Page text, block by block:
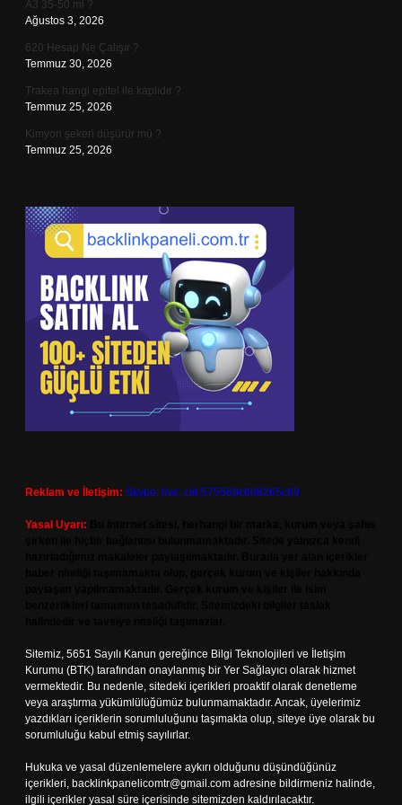
A3 35-50 mi ?
Ağustos 3, 2026
620 Hesap Ne Çalışır ?
Temmuz 30, 2026
Trakea hangi epitel ile kaplıdır ?
Temmuz 25, 2026
Kimyon şekeri düşürür mü ?
Temmuz 25, 2026
Reklam ve İletişim: Skype: live:.cid.575569c608265c69
Yasal Uyarı:
Sitemiz, 5651 Sayılı Kanun gereğince Bilgi Teknolojileri ve İletişim
Kurumu (BTK) tarafından onaylanmış bir Yer Sağlayıcı olarak hizmet
vermektedir. Bu nedenle, sitedeki içerikleri proaktif olarak denetleme
veya araştırma yükümlülüğümüz bulunmamaktadır. Ancak, üyelerimiz
yazdıkları içeriklerin sorumluluğunu taşımakta olup, siteye üye olarak bu
sorumluluğu kabul etmiş sayılırlar.
Hukuka ve yasal düzenlemelere aykırı olduğunu düşündüğünüz
içerikleri, backlinkpanelicomtr@gmail.com adresine bildirmeniz halinde,
ilgili içerikler yasal süre içerisinde sitemizden kaldırılacaktır.